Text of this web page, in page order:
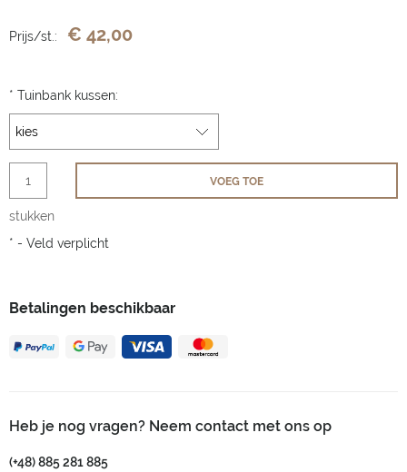
Betalingen beschikbaar
Heb je nog vragen? Neem contact met ons op
(+48) 885 281 885
Prijs/st.: € 42,00
* Tuinbank kussen:
stukken
VOEG TOE
* - Veld verplicht